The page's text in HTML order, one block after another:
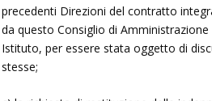
precedenti Direzioni del contratto
da questo Consiglio di
Istituto, per essere stata oggetto di
stesse;